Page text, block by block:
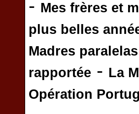
- Mes frères et
plus belles
Madres paralelas
rapportée - La
Opération